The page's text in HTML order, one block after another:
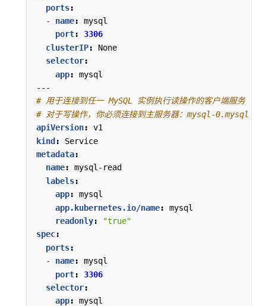
ports:
- name:
mysql
port:
3306
clusterIP:
None
selector:
app:
mysql
---
# 用于连接到任一 MySQL 实例执行读操作的客户端服务
# 对于写操作，你必须连接到主服务器：mysql-0.mysql
apiVersion:
v1
kind :
Service
metadata:
name:
mysql-read
labels:
app:
mysql
app.kubernetes.io/name:
mysql
readonly:
"true"
spec:
ports:
- name:
mysql
port:
3306
selector:
app: mysql